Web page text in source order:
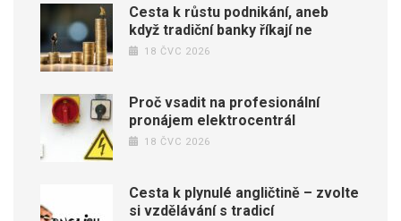
Cesta k růstu podnikání, aneb
když tradiční banky říkají ne
18 ČVC 2026
Proč vsadit na profesionální
pronájem elektrocentrál
18 ČVC 2026
Cesta k plynulé angličtině – zvolte
si vzdělávání s tradicí